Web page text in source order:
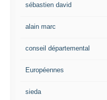
sébastien david
alain marc
conseil départemental
Européennes
sieda